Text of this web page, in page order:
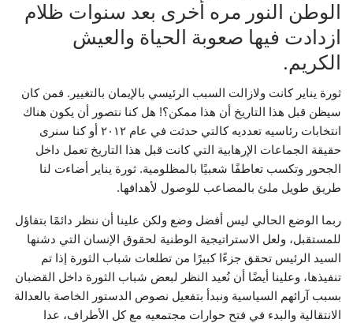
الوطن النور مره أخرى بعد سنوات ظلام
ازدادت فيها صعوبة الحياة والعيش
الكريم.
ثورة يناير كانت ولازالت السبب الرئيسي بالإيمان بالتغيير. فمن كان
سيظن قبل هذا التاريخ أن هذا ممكن؟! هل كنا نتصور أن يكون هناك
انتخابات رئاسيه تعدديه كالتي حدثت في عام ٢٠١٢ أو كنا سنرى
حقيقة الجماعات الإرهابية التي كانت قبل هذا التاريخ تعمل داخل
الجحور وتكسب تعاطفًا شعبيًا بالمظلومية. ثورة يناير أضاءت لنا
طريق طويل ملئ بالمصاعب للوصول لأهدافها.
ربما الوضع الحالي ليس أفضل وضع ولكن علينا أن ننظر دائمًا بتفاؤل
للمستقبل، ولعل الاستراتيجية الوطنية لحقوق الإنسان التي دشنها
السيد الرئيس تحقق جزءًا كبيرًا من تطلعات شباب الثورة إذا تم
تنفيذها، وعلينا أيضًا أن نُعيد النظر لبعض شباب الثورة داخل القضبان
بسبب آرائهم السياسية ونبدأ بتفعيل نصوص الدستور الخاصة بالعدالة
الانتقالية والبدء في فتح حوارات مجتمعيه مع كل الأطراف، عدا